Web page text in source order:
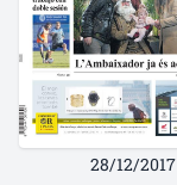
28/12/2017